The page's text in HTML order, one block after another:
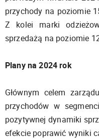
przychody na poziomie
Z kolei marki
sprzedażą na poziomie
Plany na 2024 rok
Głównym celem
przychodów w
pozytywnej dynamiki
efekcie poprawić wyniki